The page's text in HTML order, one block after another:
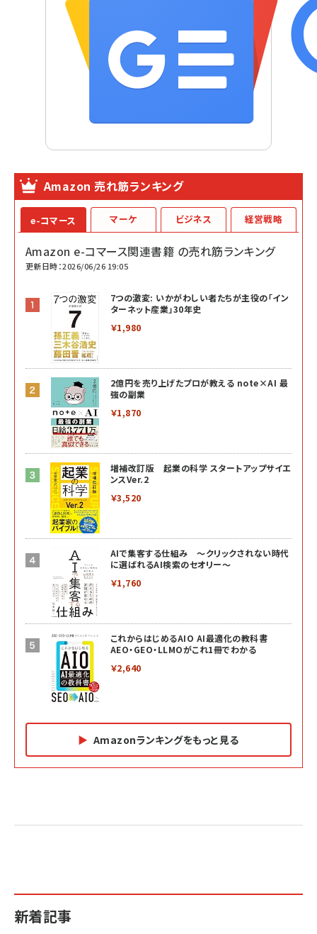
Amazon 売れ筋ランキング
e-コマース
Amazon e-コマース関連書籍 の売れ筋ランキング
更新日時：2026/06/26 19:05
7つの激変: いかがわしい者たちが主役の「イン
ターネット産業」30年史
￥1,980
2億円を売り上げたプロが教える note×AI 最
強の副業
￥1,870
増補改訂版 起業の科学 スタートアップサイエ
ンスVer.2
￥3,520
AIで集客する仕組み ～クリックされない時代
に選ばれるAI検索のセオリー～
￥1,760
これからはじめるAIO AI最適化の教科書
AEO・GEO・LLMOがこれ1冊でわかる
￥2,640
Amazonランキングをもっと見る
マーケ
2億円を売り上げたプロが教える note×AI 最強の
小さな会社は戦略が9割
ビジネス
anan(アンアン)2026/07/01号 No.2501[魅せる
anan(アンアン)2026/06/24号 No.2500増刊
経営戦略
ベインキャピタル 企業価値向上力の秘密
ルな本質」
新着記事